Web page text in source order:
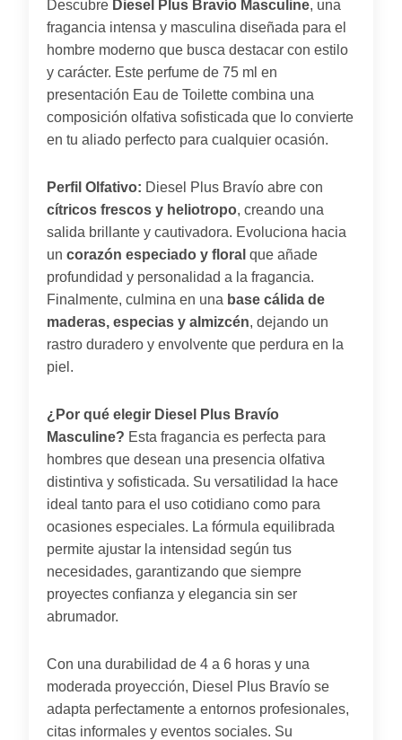
Descubre Diesel Plus Bravío Masculine, una
fragancia intensa y masculina diseñada para el
hombre moderno que busca destacar con estilo
y carácter. Este perfume de 75 ml en
presentación Eau de Toilette combina una
composición olfativa sofisticada que lo convierte
en tu aliado perfecto para cualquier ocasión.
Perfil Olfativo: Diesel Plus Bravío abre con
cítricos frescos y heliotropo, creando una
salida brillante y cautivadora. Evoluciona hacia
un corazón especiado y floral que añade
profundidad y personalidad a la fragancia.
Finalmente, culmina en una base cálida de
maderas, especias y almizcén, dejando un
rastro duradero y envolvente que perdura en la
piel.
¿Por qué elegir Diesel Plus Bravío
Masculine? Esta fragancia es perfecta para
hombres que desean una presencia olfativa
distintiva y sofisticada. Su versatilidad la hace
ideal tanto para el uso cotidiano como para
ocasiones especiales. La fórmula equilibrada
permite ajustar la intensidad según tus
necesidades, garantizando que siempre
proyectes confianza y elegancia sin ser
abrumador.
Con una durabilidad de 4 a 6 horas y una
moderada proyección, Diesel Plus Bravío se
adapta perfectamente a entornos profesionales,
citas informales y eventos sociales. Su